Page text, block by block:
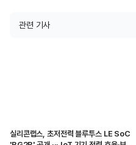
관련 기사
실리콘랩스, 초저전력 블루투스 LE SoC